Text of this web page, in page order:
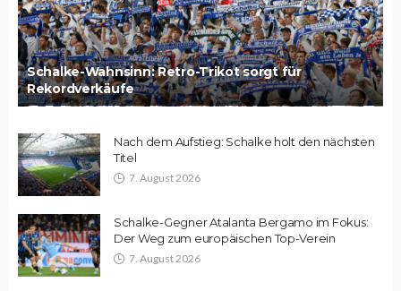
Schalke-Wahnsinn: Retro-Trikot sorgt für
Rekordverkäufe
Nach dem Aufstieg: Schalke holt den nächsten
Titel
7. August 2026
Schalke-Gegner Atalanta Bergamo im Fokus:
Der Weg zum europäischen Top-Verein
7. August 2026